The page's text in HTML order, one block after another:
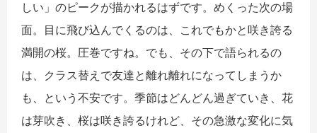
しい」のピークが描かれるはずです。めくった次の場
面。目に飛び込んでくるのは、これでもかと咲き誇る
満開の桜。圧巻ですね。でも、その下で語られるの
は、クラス替えで友達と離れ離れになってしまうか
も、という不安です。季節はどんどん過ぎていき、花
は芽吹き、桜は咲き誇るけれど、その急激な変化に気